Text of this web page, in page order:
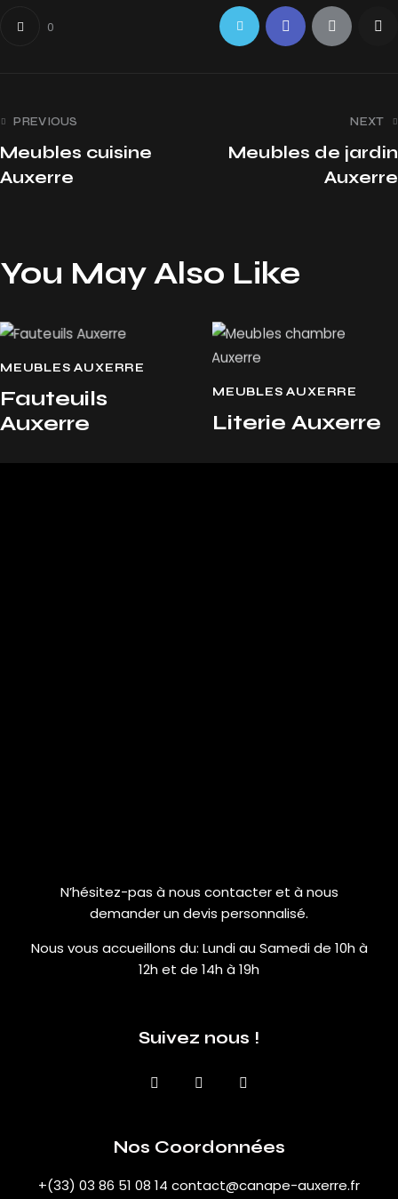
0
PREVIOUS
Meubles cuisine
Auxerre
NEXT
Meubles de jardin
Auxerre
You May Also Like
MEUBLES AUXERRE
Fauteuils
Auxerre
MEUBLES AUXERRE
Literie Auxerre
N’hésitez-pas à nous contacter et à nous
demander un devis personnalisé.
Nous vous accueillons du: Lundi au Samedi de 10h à
12h et de 14h à 19h
Suivez nous !
Nos Coordonnées
+(33) 03 86 51 08 14 contact@canape-auxerre.fr